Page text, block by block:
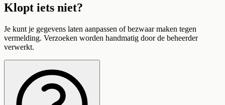
Klopt iets niet?
Je kunt je gegevens laten aanpassen of bezwaar maken tegen
vermelding. Verzoeken worden handmatig door de beheerder
verwerkt.